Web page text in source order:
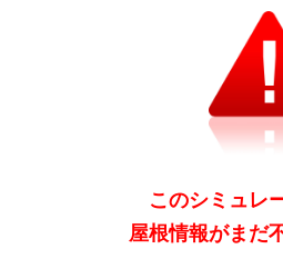
このシミュレ
屋根情報がまだ